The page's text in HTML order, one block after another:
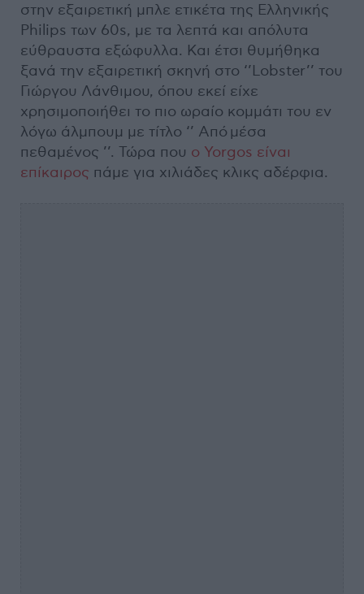
στην εξαιρετική μπλε ετικέτα της Ελληνικής
Philips των 60s, με τα λεπτά και απόλυτα
εύθραυστα εξώφυλλα. Και έτσι θυμήθηκα
ξανά την εξαιρετική σκηνή στο ‘’Lobster’’ του
Γιώργου Λάνθιμου, όπου εκεί είχε
χρησιμοποιήθει το πιο ωραίο κομμάτι του εν
λόγω άλμπουμ με τίτλο ‘’ Από μέσα
πεθαμένος ’’. Τώρα που ο Yorgos είναι
επίκαιρος πάμε για χιλιάδες κλικς αδέρφια.